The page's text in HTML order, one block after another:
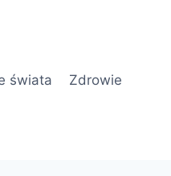
świata Zdrowie